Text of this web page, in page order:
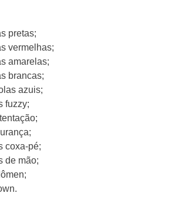
pretas;
vermelhas;
amarelas;
brancas;
azuis;
fuzzy;
coxa-pé;
de mão;